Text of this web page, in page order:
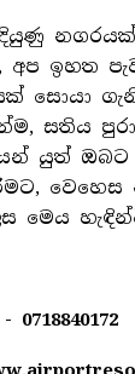
අප ඉහත
සොයා
සතිය
යුත්
වෙහෙස
මෙය